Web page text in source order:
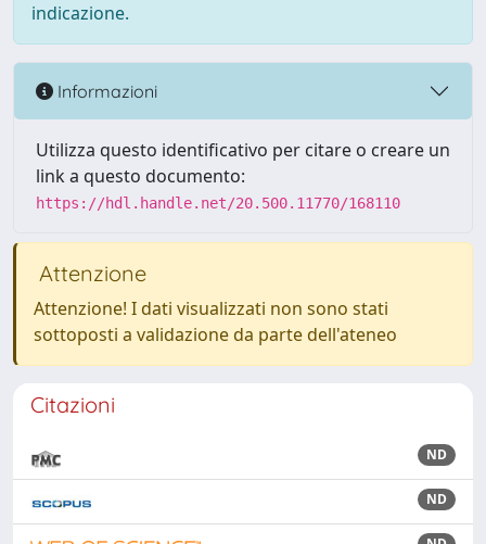
indicazione.
Informazioni
Utilizza questo identificativo per citare o creare un
link a questo documento:
https://hdl.handle.net/20.500.11770/168110
Attenzione
Attenzione! I dati visualizzati non sono stati
sottoposti a validazione da parte dell'ateneo
Citazioni
ND
ND